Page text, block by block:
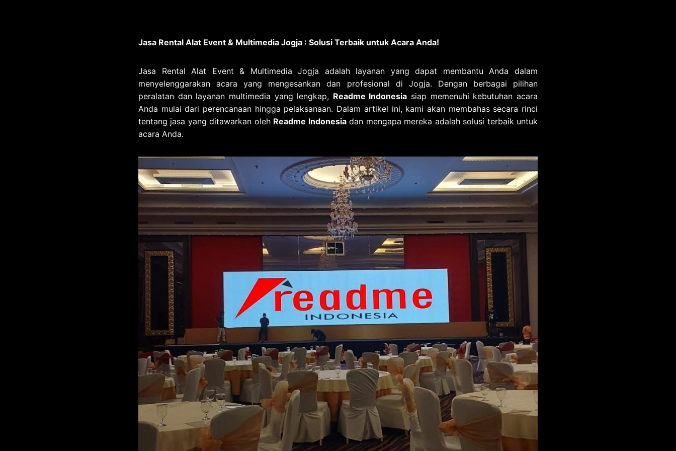
Jasa Rental Alat Event & Multimedia Jogja : Solusi Terbaik untuk Acara Anda!
Jasa Rental Alat Event & Multimedia Jogja adalah layanan yang dapat membantu Anda dalam
menyelenggarakan acara yang mengesankan dan profesional di Jogja. Dengan berbagai pilihan
peralatan dan layanan multimedia yang lengkap, Readme Indonesia siap memenuhi kebutuhan acara
Anda mulai dari perencanaan hingga pelaksanaan. Dalam artikel ini, kami akan membahas secara rinci
tentang jasa yang ditawarkan oleh Readme Indonesiadan mengapa mereka adalah solusi terbaik untuk
acara Anda.